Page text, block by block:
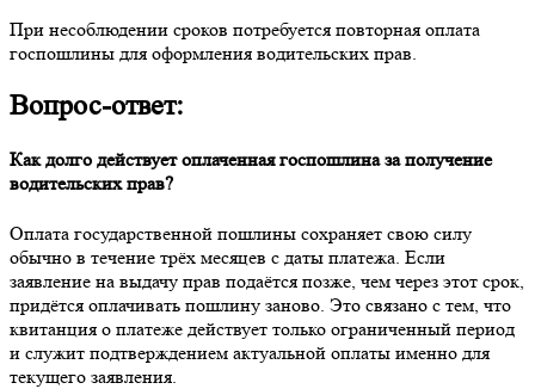
При несоблюдении сроков потребуется повторная оплата
госпошлины для оформления водительских прав.
Вопрос-ответ:
Как долго действует оплаченная госпошлина за получение
водительских прав?
Оплата государственной пошлины сохраняет свою силу
обычно в течение трёх месяцев с даты платежа. Если
заявление на выдачу прав подаётся позже, чем через этот срок,
придётся оплачивать пошлину заново. Это связано с тем, что
квитанция о платеже действует только ограниченный период
и служит подтверждением актуальной оплаты именно для
текущего заявления.